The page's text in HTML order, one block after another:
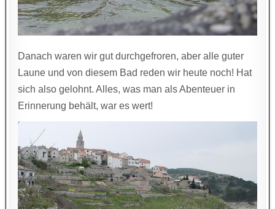
Danach waren wir gut durchgefroren, aber alle guter
Laune und von diesem Bad reden wir heute noch! Hat
sich also gelohnt. Alles, was man als Abenteuer in
Erinnerung behält, war es wert!